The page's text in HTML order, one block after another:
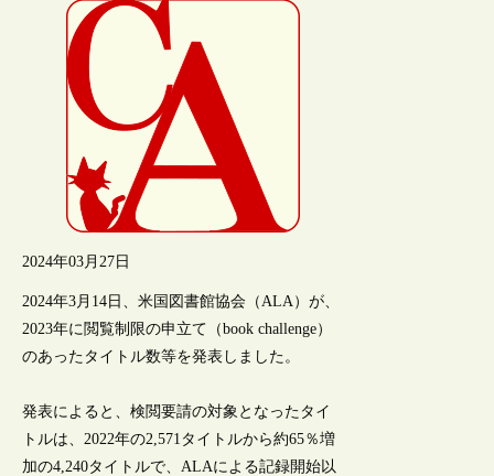
2024年03月27日
2024年3月14日、米国図書館協会（ALA）が、
2023年に閲覧制限の申立て（book challenge）
のあったタイトル数等を発表しました。
発表によると、検閲要請の対象となったタイ
トルは、2022年の2,571タイトルから約65％増
加の4,240タイトルで、ALAによる記録開始以